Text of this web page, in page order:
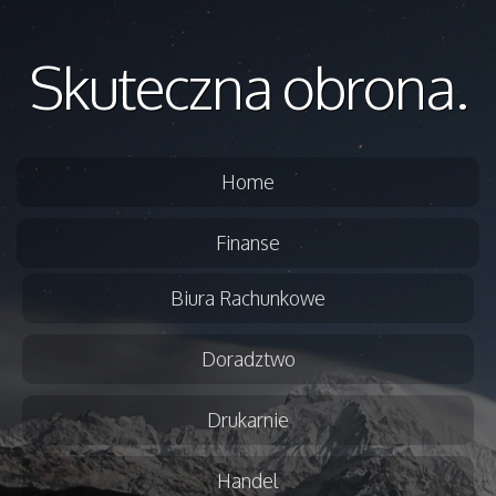
Skuteczna obrona.
Home
Finanse
Biura Rachunkowe
Doradztwo
Drukarnie
Handel